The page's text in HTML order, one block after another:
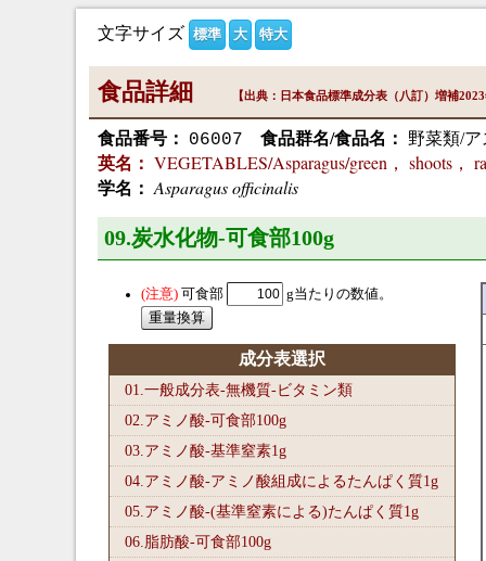
文字サイズ 標準 大 特大
食品詳細 【出典：日本食品標準成分表（八訂）増補
食品番号： 06007 食品群名/食品名：
野菜類/
英名： VEGETABLES/Asparagus/green， shoots，
学名： Asparagus officinalis
09.炭水化物-可食部100g
可食部 g当たりの数値。
成分表選択
01.一般成分表-無機質-ビタミン類
02.アミノ酸-可食部100g
03.アミノ酸-基準窒素1g
04.アミノ酸-アミノ酸組成によるたんぱく質1g
05.アミノ酸-(基準窒素による)たんぱく質1g
06.脂肪酸-可食部100g